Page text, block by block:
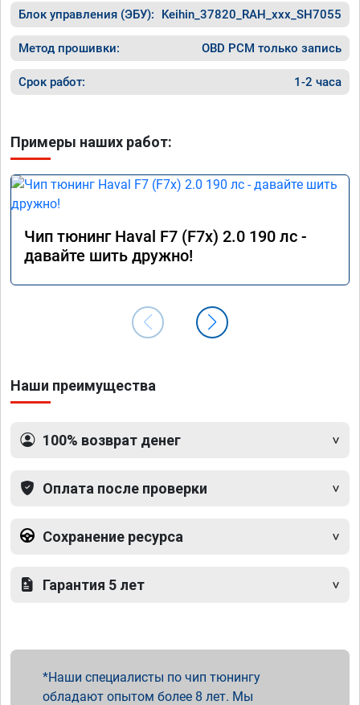
Блок управления (ЭБУ): Keihin_37820_RAH_xxx_SH7055
Метод прошивки: OBD PCM только запись
Срок работ: 1-2 часа
Примеры наших работ:
Чип тюнинг Haval F7 (F7x) 2.0 190 лс -
давайте шить дружно!
Наши преимущества
100% возврат денег
Оплата после проверки
Сохранение ресурса
Гарантия 5 лет
Наши специалисты по чип тюнингу
обладают опытом более 8 лет. Мы